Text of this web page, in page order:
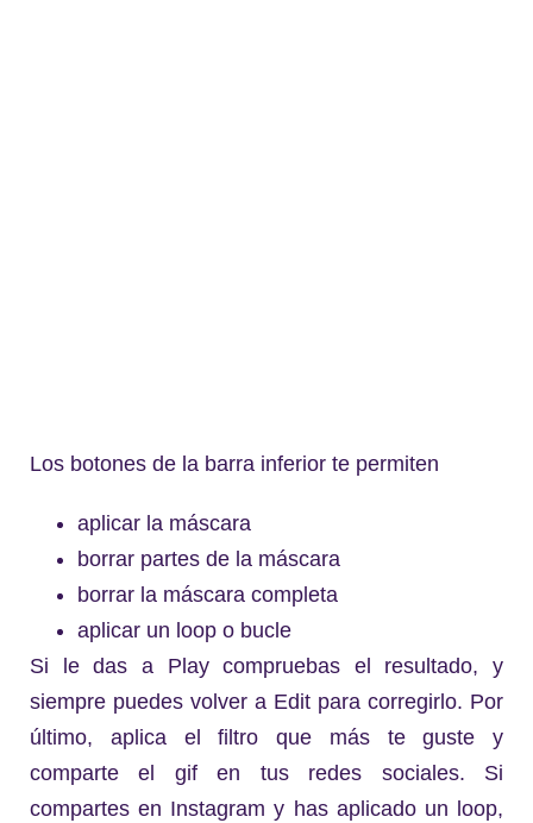
Los botones de la barra inferior te permiten
aplicar la máscara
borrar partes de la máscara
borrar la máscara completa
aplicar un loop o bucle
Si le das a Play compruebas el resultado, y
siempre puedes volver a Edit para corregirlo. Por
último, aplica el filtro que más te guste y
comparte el gif en tus redes sociales. Si
compartes en Instagram y has aplicado un loop,